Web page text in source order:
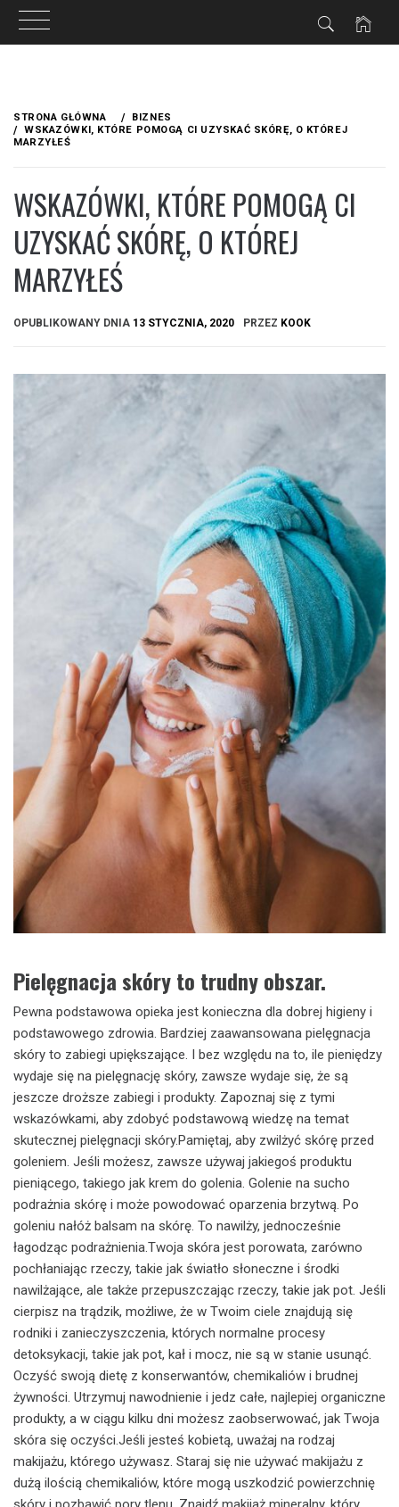
treści
STRONA GŁÓWNA
BIZNES
WSKAZÓWKI, KTÓRE POMOGĄ CI UZYSKAĆ SKÓRĘ, O KTÓREJ
MARZYŁEŚ
WSKAZÓWKI, KTÓRE POMOGĄ CI
UZYSKAĆ SKÓRĘ, O KTÓREJ
MARZYŁEŚ
OPUBLIKOWANY DNIA 13 STYCZNIA, 2020 PRZEZ KOOK
Pielęgnacja skóry to trudny obszar.
Pewna podstawowa opieka jest konieczna dla dobrej higieny i
podstawowego zdrowia. Bardziej zaawansowana pielęgnacja
skóry to zabiegi upiększające. I bez względu na to, ile pieniędzy
wydaje się na pielęgnację skóry, zawsze wydaje się, że są
jeszcze droższe zabiegi i produkty. Zapoznaj się z tymi
wskazówkami, aby zdobyć podstawową wiedzę na temat
skutecznej pielęgnacji skóry.Pamiętaj, aby zwilżyć skórę przed
goleniem. Jeśli możesz, zawsze używaj jakiegoś produktu
pieniącego, takiego jak krem ​​do golenia. Golenie na sucho
podrażnia skórę i może powodować oparzenia brzytwą. Po
goleniu nałóż balsam na skórę. To nawilży, jednocześnie
łagodząc podrażnienia.Twoja skóra jest porowata, zarówno
pochłaniając rzeczy, takie jak światło słoneczne i środki
nawilżające, ale także przepuszczając rzeczy, takie jak pot. Jeśli
cierpisz na trądzik, możliwe, że w Twoim ciele znajdują się
rodniki i zanieczyszczenia, których normalne procesy
detoksykacji, takie jak pot, kał i mocz, nie są w stanie usunąć.
Oczyść swoją dietę z konserwantów, chemikaliów i brudnej
żywności. Utrzymuj nawodnienie i jedz całe, najlepiej organiczne
produkty, a w ciągu kilku dni możesz zaobserwować, jak Twoja
skóra się oczyści.Jeśli jesteś kobietą, uważaj na rodzaj
makijażu, którego używasz. Staraj się nie używać makijażu z
dużą ilością chemikaliów, które mogą uszkodzić powierzchnię